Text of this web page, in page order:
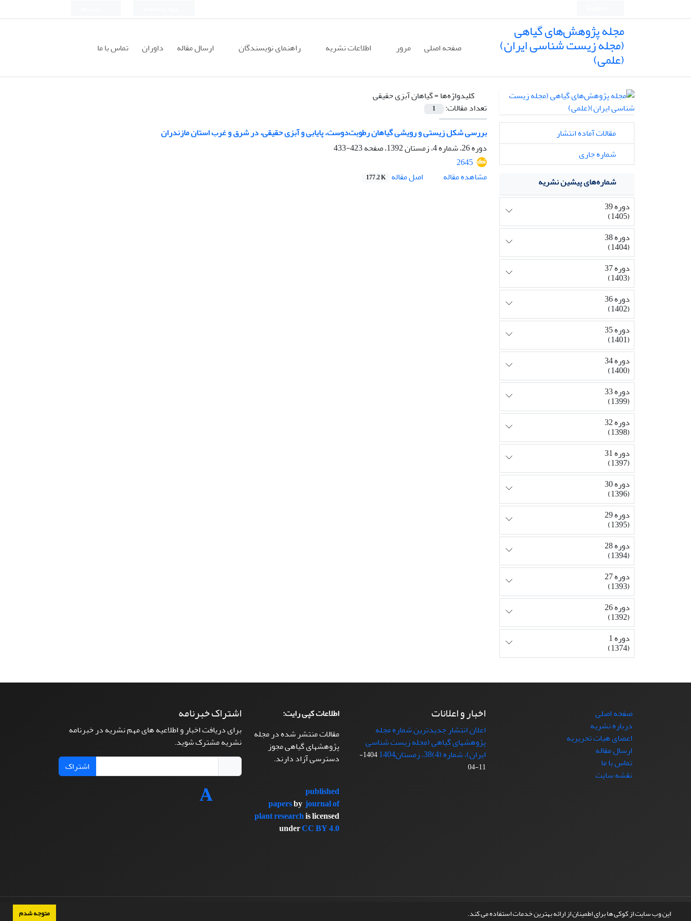
این وب سایت از کوکی ها برای اطمینان از ارائه بهترین خدمات استفاده می کند. متوجه شدم
مجله پژوهش‌های گیاهی
(مجله زیست شناسی ایران)
(علمی) صفحه اصلی مرور اطلاعات نشریه راهنمای نویسندگان ارسال مقاله داوران تماس با ما
کلیدواژه‌ها =گیاهان آبزی حقیقی
تعداد مقالات:
1
بررسی شکل زیستی و رویشی گیاهان رطوبت‌دوست، پایابی و آبزی حقیقی، در شرق و غرب استان مازندران
دوره 26، شماره 4، زمستان 1392، صفحه
423-433
2645
مشاهده مقاله
اصل مقاله 177.2 K
مقالات آماده انتشار
شماره جاری
شماره‌های پیشین نشریه
دوره 39
(1405)
دوره 38
(1404)
دوره 37
(1403)
دوره 36
(1402)
دوره 35
(1401)
دوره 34
(1400)
دوره 33
(1399)
دوره 32
(1398)
دوره 31
(1397)
دوره 30
(1396)
دوره 29
(1395)
دوره 28
(1394)
دوره 27
(1393)
دوره 26
(1392)
دوره 1
(1374)
صفحه اصلی
درباره نشریه
اعضای هیات تحریریه
ارسال مقاله
تماس با ما
نقشه سایت
اخبار و اعلانات
اعلان انتشار جدیدترین شماره مجله
پژوهشهای گیاهی (مجله زیست شناسی
ایران)، شماره (4)38، زمستان1404
1404-
11-04
اطلاعات کپی رایت:
مقالات منتشر شده در مجله
پژوهشهای گیاهی مجوز
دسترسی آزاد دارند.
published
papersbyjournal of
plant researchis licensed
underCC BY 4.0
اشتراک خبرنامه
برای دریافت اخبار و اطلاعیه های مهم نشریه در خبرنامه
نشریه مشترک شوید.
اشتراک
© سامانه مدیریت نشریات علمی.طراحی و پیاده سازی از